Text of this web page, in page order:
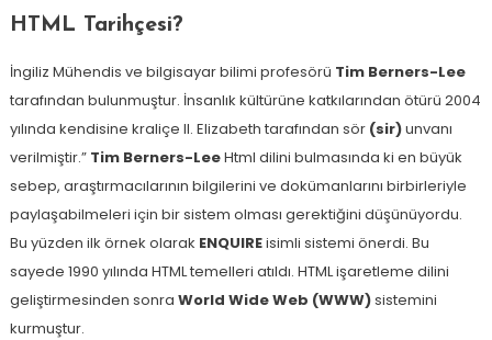
HTML Tarihçesi?
İngiliz Mühendis ve bilgisayar bilimi profesörü Tim Berners-Lee
tarafından bulunmuştur. İnsanlık kültürüne katkılarından ötürü 2004
yılında kendisine kraliçe II. Elizabeth tarafından sör (sir)unvanı
verilmiştir.” Tim Berners-LeeHtml dilini bulmasında ki en büyük
sebep, araştırmacılarının bilgilerini ve dokümanlarını birbirleriyle
paylaşabilmeleri için bir sistem olması gerektiğini düşünüyordu.
Bu yüzden ilk örnek olarak ENQUIREisimli sistemi önerdi. Bu
sayede 1990 yılında HTML temelleri atıldı. HTML işaretleme dilini
geliştirmesinden sonra World Wide Web (WWW)sistemini
kurmuştur.